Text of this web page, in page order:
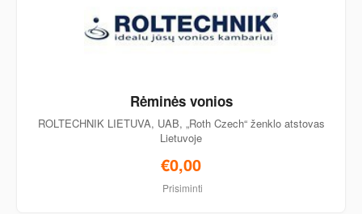
Rėminės vonios
ROLTECHNIK LIETUVA, UAB, „Roth Czech“ ženklo atstovas
Lietuvoje
€0,00
Prisiminti